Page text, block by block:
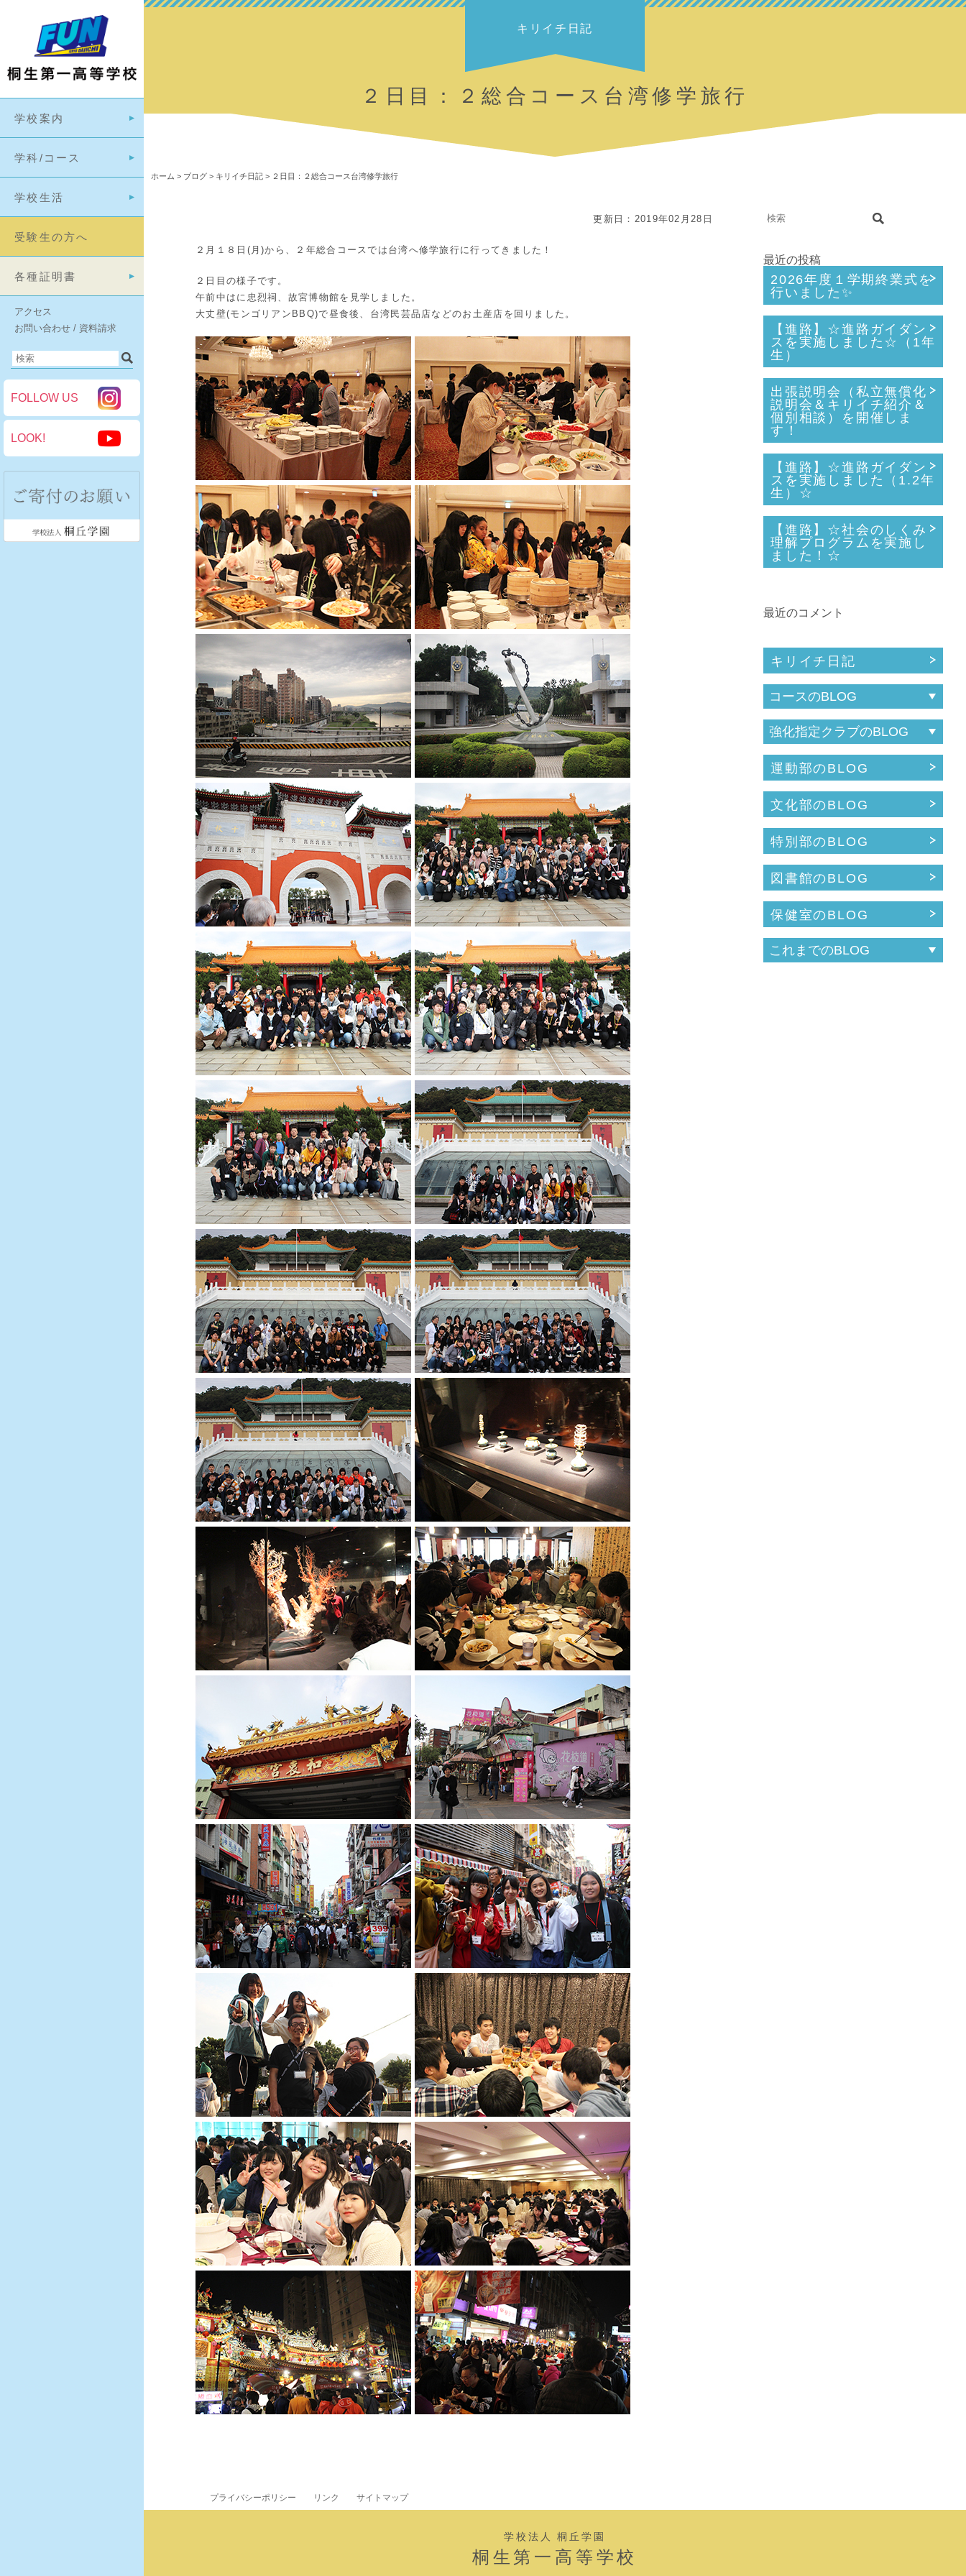
学校案内
学科/コース
学校生活
受験生の方へ
各種証明書
アクセス
お問い合わせ / 資料請求
FOLLOW US
LOOK!
キリイチ日記
２日目：２総合コース台湾修学旅行
ホーム > ブログ > キリイチ日記 > ２日目：２総合コース台湾修学旅行
更新日：2019年02月28日
２月１８日(月)から、２年総合コースでは台湾へ修学旅行に行ってきました！
２日目の様子です。
午前中はに忠烈祠、故宮博物館を見学しました。
大丈壁(モンゴリアンBBQ)で昼食後、台湾民芸品店などのお土産店を回りました。
最近の投稿
2026年度１学期終業式を
行いました✨
【進路】☆進路ガイダン
スを実施しました☆（1年
生）
出張説明会（私立無償化
説明会＆キリイチ紹介＆
個別相談）を開催しま
す！
【進路】☆進路ガイダン
スを実施しました（1.2年
生）☆
【進路】☆社会のしくみ
理解プログラムを実施し
ました！☆
最近のコメント
キリイチ日記
運動部のBLOG
文化部のBLOG
特別部のBLOG
図書館のBLOG
保健室のBLOG
プライバシーポリシー リンク サイトマップ
学校法人 桐丘学園
桐生第一高等学校